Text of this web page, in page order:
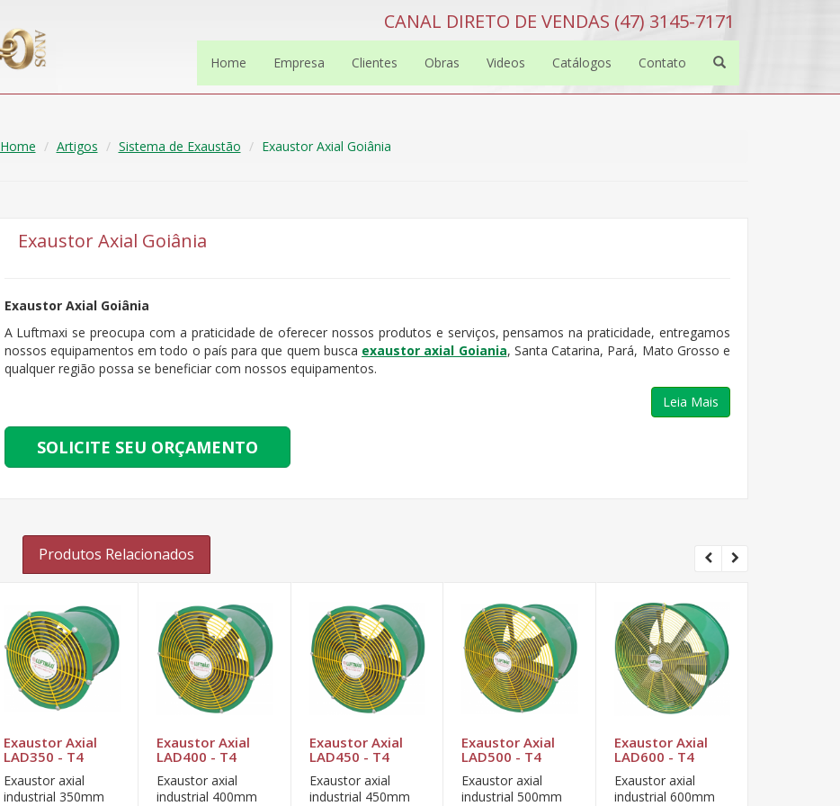
CANAL DIRETO DE VENDAS (47) 3145-7171
Home Empresa Clientes Obras Videos Catálogos Contato
Home Artigos Sistema de Exaustão Exaustor Axial Goiânia
Exaustor Axial Goiânia
Exaustor Axial Goiânia
A Luftmaxi se preocupa com a praticidade de oferecer nossos produtos e serviços, pensamos na praticidade, entregamos
nossos equipamentos em todo o país para que quem busca exaustor axial Goiania, Santa Catarina, Pará, Mato Grosso e
qualquer região possa se beneficiar com nossos equipamentos.
Leia Mais
SOLICITE SEU ORÇAMENTO
Produtos Relacionados
Exaustor Axial
LAD350 - T4
Exaustor axial
industrial 350mm
Exaustor Axial
LAD400 - T4
Exaustor axial
industrial 400mm
Exaustor Axial
LAD450 - T4
Exaustor axial
industrial 450mm
Exaustor Axial
LAD500 - T4
Exaustor axial
industrial 500mm
Exaustor Axial
LAD600 - T4
Exaustor axial
industrial 600mm